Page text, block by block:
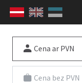
Cena ar PVN
Cena bez PVN